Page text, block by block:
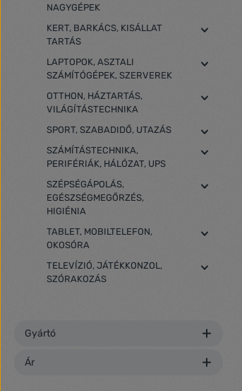
NAGYGÉPEK
KERT, BARKÁCS, KISÁLLAT
TARTÁS
LAPTOPOK, ASZTALI
SZÁMÍTÓGÉPEK, SZERVEREK
OTTHON, HÁZTARTÁS,
VILÁGÍTÁSTECHNIKA
SPORT, SZABADIDŐ, UTAZÁS
SZÁMÍTÁSTECHNIKA,
PERIFÉRIÁK, HÁLÓZAT, UPS
SZÉPSÉGÁPOLÁS,
EGÉSZSÉGMEGŐRZÉS,
HIGIÉNIA
TABLET, MOBILTELEFON,
OKOSÓRA
TELEVÍZIÓ, JÁTÉKKONZOL,
SZÓRAKOZÁS
Gyártó
Ár